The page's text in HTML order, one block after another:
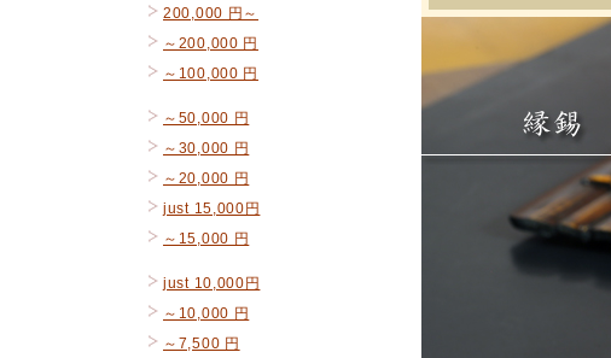
200,000 円～
～200,000 円
～100,000 円
～50,000 円
～30,000 円
～20,000 円
just 15,000円
～15,000 円
just 10,000円
～10,000 円
～7,500 円